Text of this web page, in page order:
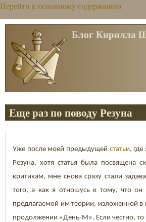
Перейти к основному содержанию
Блог Кирилла
Еще раз по поводу Резуна
Уже после моей предыдущей статьи,
Резуна, хотя статья была посвящена
критикам, мне снова сразу стали
того, а как я отношусь к тому, что
предлагаемой им теории, изложенной в
продолжении «День-М». Если честно, то